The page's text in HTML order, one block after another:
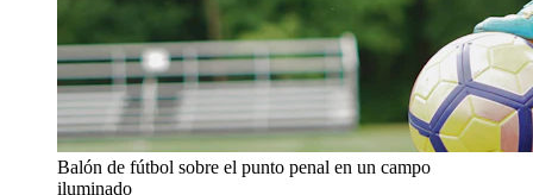
Balón de fútbol sobre el punto penal en un campo
iluminado